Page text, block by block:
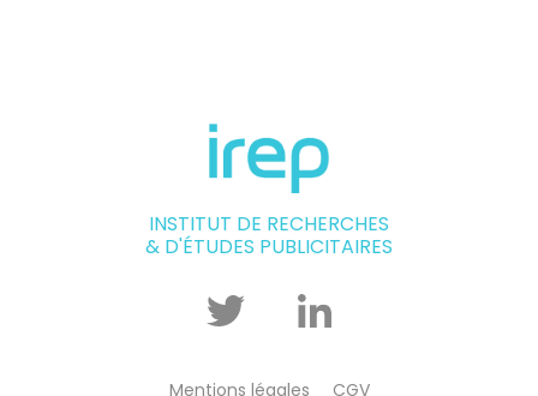
INSTITUT DE RECHERCHES
& D'ÉTUDES PUBLICITAIRES
Twitter Linkedin
Mentions légales CGV